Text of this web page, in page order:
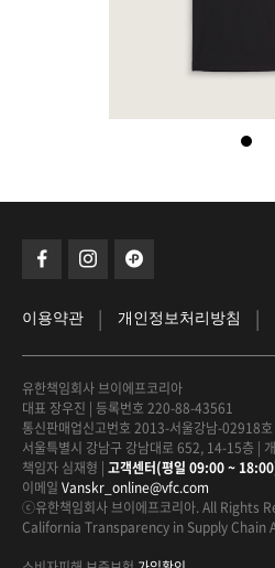
이용약관 | 개인정보처리방침 |
유한책임회사 브이에프코리아
대표 장우진 | 등록번호 220-88-43561
통신판매업신고번호 2013-서울강남-02918호
서울특별시 강남구 강남대로 652, 14-15층 |
책임자 심재형 | 고객센터(평일 09:00 ~
이메일 Vanskr_online@vfc.com
ⓒ유한책임회사 브이에프코리아. All Rights
California Transparency in Supply Chain